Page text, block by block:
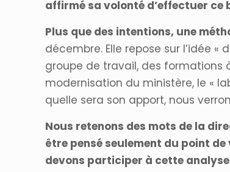
affirmé sa volonté d’effectuer ce
Plus que des intentions, une
décembre. Elle repose sur l’idée
groupe de travail, des formations
modernisation du ministère, le «
quelle sera son apport, nous
Nous retenons des mots de la
être pensé seulement du point
devons participer à cette